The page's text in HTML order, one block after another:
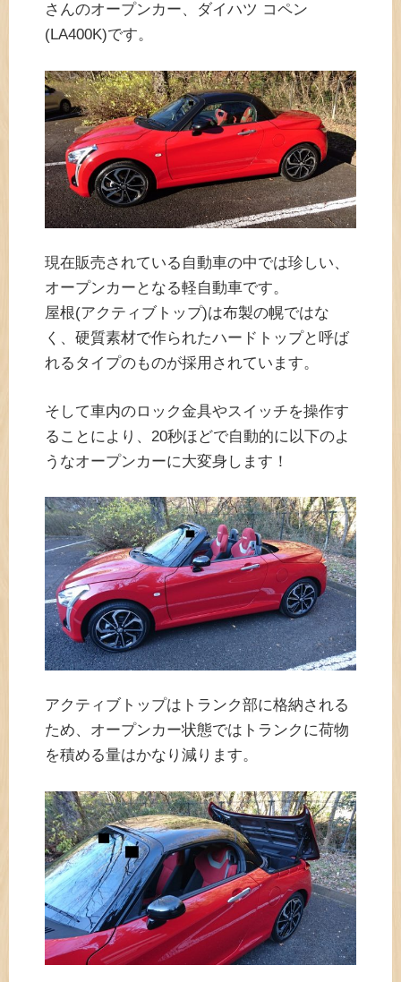
さんのオープンカー、ダイハツ コペン
(LA400K)です。
現在販売されている自動車の中では珍しい、
オープンカーとなる軽自動車です。
屋根(アクティブトップ)は布製の幌ではな
く、硬質素材で作られたハードトップと呼ば
れるタイプのものが採用されています。
そして車内のロック金具やスイッチを操作す
ることにより、20秒ほどで自動的に以下のよ
うなオープンカーに大変身します！
アクティブトップはトランク部に格納される
ため、オープンカー状態ではトランクに荷物
を積める量はかなり減ります。